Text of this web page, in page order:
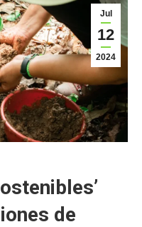
Jul
12
2024
de